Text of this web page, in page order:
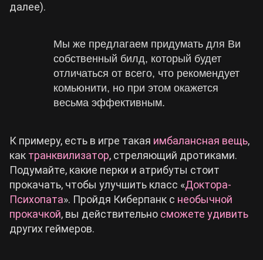
далее).
Мы же предлагаем придумать для Ви
собственный билд, который будет
отличаться от всего, что рекомендует
комьюнити, но при этом окажется
весьма эффективным.
К примеру, есть в игре такая имбалансная вещь,
как транквилизатор, стреляющий дротиками.
Подумайте, какие перки и атрибуты стоит
прокачать, чтобы улучшить класс «Доктора-
Психопата». Пройдя Киберпанк с необычной
прокачкой, вы действительно сможете удивить
других геймеров.